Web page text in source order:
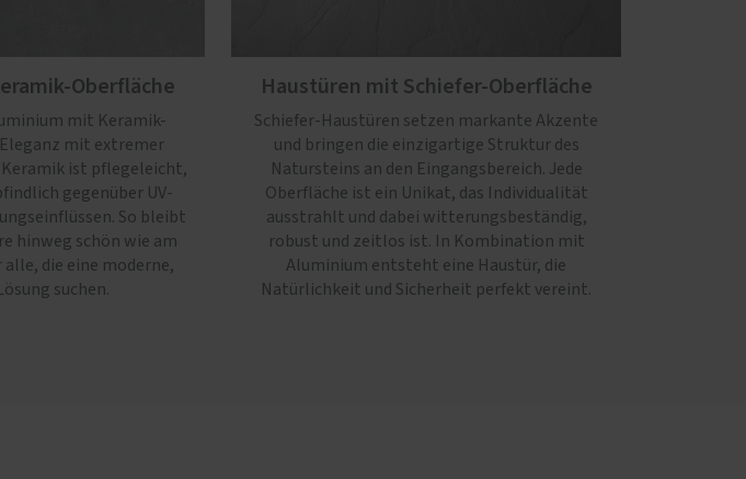
Oberfläche
mit Keramik-
mit extremer
ist pflegeleicht,
gegenüber UV-
So bleibt
hinweg schön wie am
die eine moderne,
suchen.
Haustüren mit Schiefer-Oberfläche
Schiefer-Haustüren setzen markante Akzente
und bringen die einzigartige Struktur des
Natursteins an den Eingangsbereich. Jede
Oberfläche ist ein Unikat, das Individualität
ausstrahlt und dabei witterungsbeständig,
robust und zeitlos ist. In Kombination mit
Aluminium entsteht eine Haustür, die
Natürlichkeit und Sicherheit perfekt vereint.